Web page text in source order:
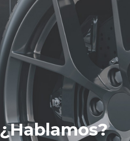
¿Hablamos?